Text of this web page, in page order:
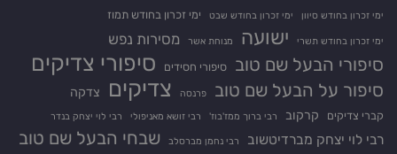
ימי זכרון בחודש סיוון ימי זכרון בחודש שבט ימי זכרון בחודש תמוז
ימי זכרון בחודש תשרי ישועה מנוחת אשר מסירות נפש
סיפורי הבעל שם טוב סיפורי חסידים סיפורי צדיקים
סיפור על הבעל שם טוב פרנסה צדיקים צדקה
קברי צדיקים קרקוב רבי ברוך ממז'בוז' רבי זושא מאניפולי רבי לוי יצחק בנדר
רבי לוי יצחק מברדיטשוב רבי נחמן מברסלב שבחי הבעל שם טוב